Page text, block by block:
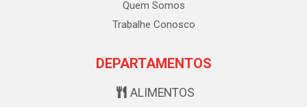
Quem Somos
Trabalhe Conosco
DEPARTAMENTOS
ALIMENTOS